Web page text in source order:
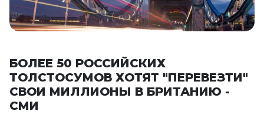
БОЛЕЕ 50 РОССИЙСКИХ
ТОЛСТОСУМОВ ХОТЯТ "ПЕРЕВЕЗТИ"
СВОИ МИЛЛИОНЫ В БРИТАНИЮ -
СМИ